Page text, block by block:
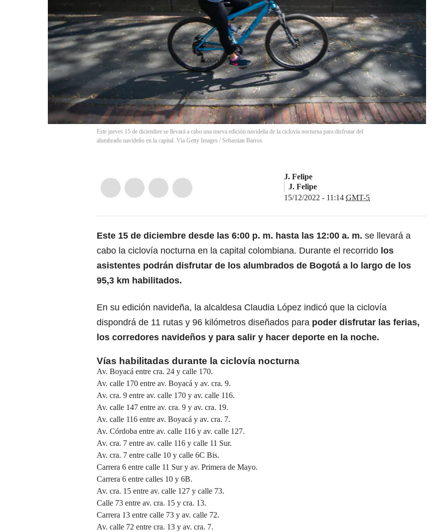
Este jueves 15 de diciembre se llevará a cabo una nueva edición navideña de la ciclovía nocturna para disfrutar del
alumbrado navideño en la capital. Vía Getty Images / Sebastian Barros
J. Felipe
J. Felipe
15/12/2022 - 11:14 GMT-5
Este 15 de diciembre desde las 6:00 p. m. hasta las 12:00 a. m. se llevará a
cabo la ciclovía nocturna en la capital colombiana. Durante el recorrido los
asistentes podrán disfrutar de los alumbrados de Bogotá a lo largo de los
95,3 km habilitados.
En su edición navideña, la alcaldesa Claudia López indicó que la ciclovía
dispondrá de 11 rutas y 96 kilómetros diseñados para poder disfrutar las ferias,
los corredores navideños y para salir y hacer deporte en la noche.
Vías habilitadas durante la ciclovía nocturna
Av. Boyacá entre cra. 24 y calle 170.
Av. calle 170 entre av. Boyacá y av. cra. 9.
Av. cra. 9 entre av. calle 170 y av. calle 116.
Av. calle 147 entre av. cra. 9 y av. cra. 19.
Av. calle 116 entre av. Boyacá y av. cra. 7.
Av. Córdoba entre av. calle 116 y av. calle 127.
Av. cra. 7 entre av. calle 116 y calle 11 Sur.
Av. cra. 7 entre calle 10 y calle 6C Bis.
Carrera 6 entre calle 11 Sur y av. Primera de Mayo.
Carrera 6 entre calles 10 y 6B.
Av. cra. 15 entre av. calle 127 y calle 73.
Calle 73 entre av. cra. 15 y cra. 13.
Carrera 13 entre calle 73 y av. calle 72.
Av. calle 72 entre cra. 13 y av. cra. 7.